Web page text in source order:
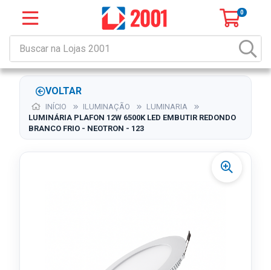
0
VOLTAR
INÍCIO ILUMINAÇÃO
LUMINARIA
LUMINÁRIA PLAFON 12W 6500K LED EMBUTIR REDONDO
BRANCO FRIO - NEOTRON - 123